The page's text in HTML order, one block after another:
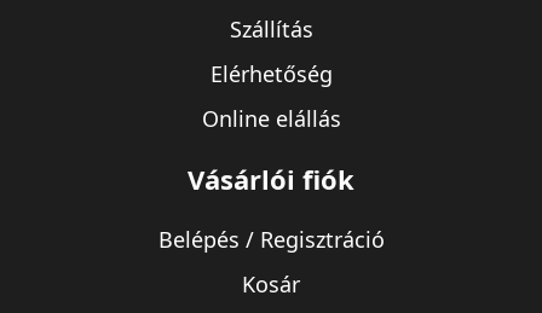
Szállítás
Elérhetőség
Online elállás
Vásárlói fiók
Belépés / Regisztráció
Kosár